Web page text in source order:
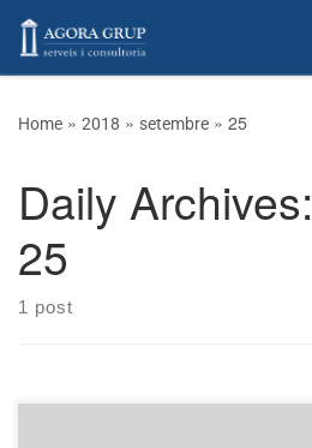
Skip to content
Home » 2018 » setembre » 25
Daily Archives:
25
1 post